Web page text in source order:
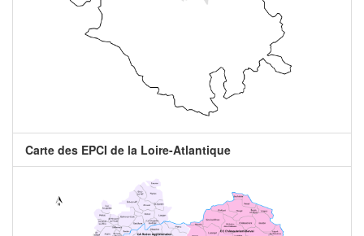
Carte des EPCI de la Loire-Atlantique